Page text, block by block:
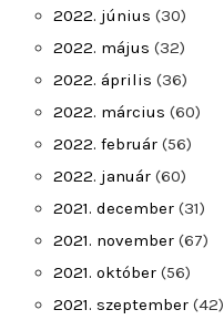
2022. június (30)
2022. május (32)
2022. április (36)
2022. március (60)
2022. február (56)
2022. január (60)
2021. december (31)
2021. november (67)
2021. október (56)
2021. szeptember (42)